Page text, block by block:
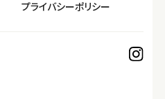
プライバシーポリシー